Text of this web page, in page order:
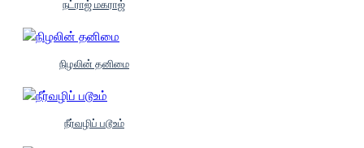
நட்ராஜ் மகராஜ்
நிழலின் தனிமை
நீர்வழிப் படூஉம்